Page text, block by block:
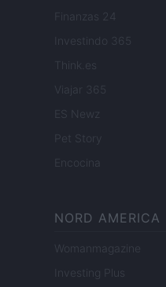
Finanzas 24
Investindo 365
Think.es
Viajar 365
ES Newz
Pet Story
Encocina
NORD AMERICA
Womanmagazine
Investing Plus